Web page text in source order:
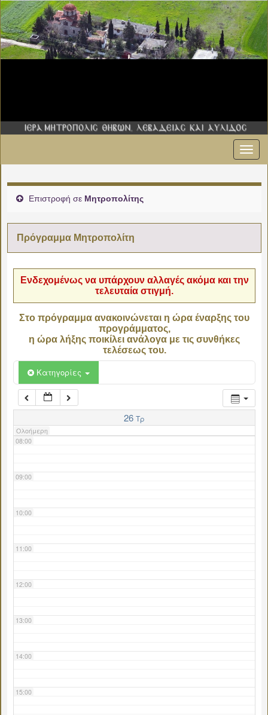
Επιστροφή σε Μητροπολίτης
Πρόγραμμα Μητροπολίτη
Ενδεχομένως να υπάρχουν αλλαγές ακόμα και την
τελευταία στιγμή.
Στο πρόγραμμα ανακοινώνεται η ώρα έναρξης του
προγράμματος,
η ώρα λήξης ποικίλει ανάλογα με τις συνθήκες
τελέσεως του.
Κατηγορίες
26 Τρ
Ολοήμερη
02:00
06:00
07:00
08:00
09:00
10:00
11:00
12:00
13:00
14:00
15:00